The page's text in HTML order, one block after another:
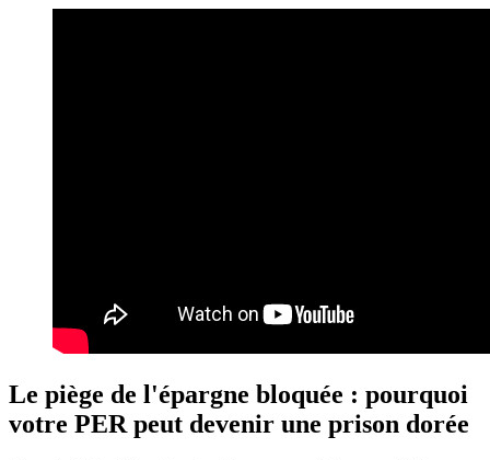
Le piège de l'épargne bloquée : pourquoi
votre PER peut devenir une prison dorée